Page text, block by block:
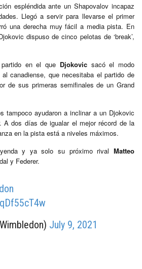
espléndida ante un Shapovalov incapaz
Llegó a servir para llevarse el primer
una derecha muy fácil a media pista. En
dispuso de cinco pelotas de ‘break’,
en el que Djokovicsacó el modo
canadiense, que necesitaba el partido de
de sus primeras semifinales de un Grand
tampoco ayudaron a inclinar a un Djokovic
A dos días de igualar el mejor récord de la
en la pista está a niveles máximos.
y ya solo su próximo rival Matteo
y Federer.
July 9, 2021